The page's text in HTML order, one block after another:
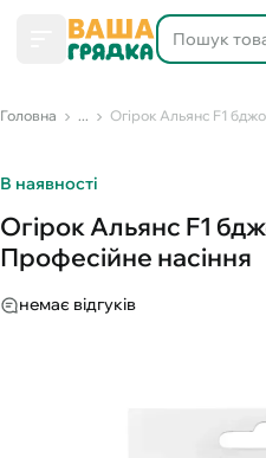
Головна ... Огірок Альянс F1
В наявності
Огірок Альянс F1
Професійне насіння
немає відгуків